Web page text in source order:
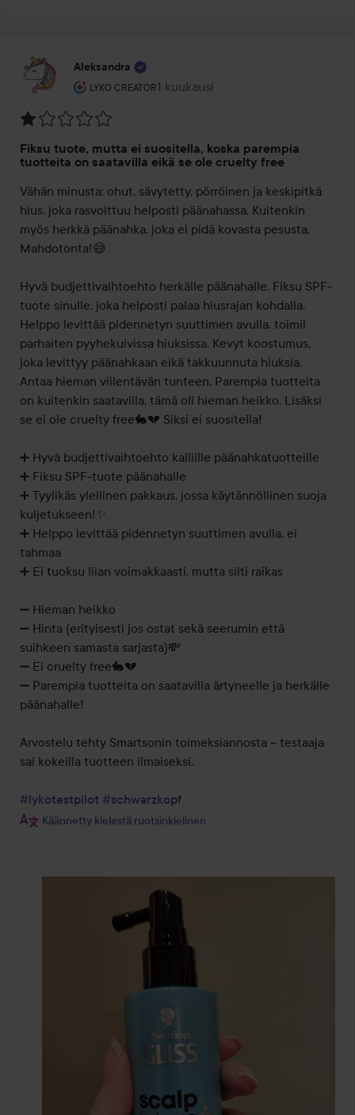
Aleksandra
LYKO CREATOR
Käyttäjän rooli: Lyko Creator.
1 kuukausi
Viesti luotiin 1 kuukausi
1
5
Fiksu tuote, mutta ei suositella, koska parempia
tuotteita on saatavilla eikä se ole cruelty free
Vähän minusta: ohut, sävytetty, pörröinen ja keskipitkä
hius, joka rasvoittuu helposti päänahassa. Kuitenkin
myös herkkä päänahka, joka ei pidä kovasta pesusta.
Mahdotonta!😅
Hyvä budjettivaihtoehto herkälle päänahalle. Fiksu SPF-
tuote sinulle, joka helposti palaa hiusrajan kohdalla.
Helppo levittää pidennetyn suuttimen avulla, toimii
parhaiten pyyhekuivissa hiuksissa. Kevyt koostumus,
joka levittyy päänahkaan eikä takkuunnuta hiuksia.
Antaa hieman viilentävän tunteen. Parempia tuotteita
on kuitenkin saatavilla, tämä oli hieman heikko. Lisäksi
se ei ole cruelty free🐇💔 Siksi ei suositella!
➕️ Hyvä budjettivaihtoehto kalliille päänahkatuotteille
➕️ Fiksu SPF-tuote päänahalle
➕️ Tyylikäs ylellinen pakkaus, jossa käytännöllinen suoja
kuljetukseen!✨️
➕️ Helppo levittää pidennetyn suuttimen avulla, ei
tahmaa
➕️ Ei tuoksu liian voimakkaasti, mutta silti raikas
➖️ Hieman heikko
➖️ Hinta (erityisesti jos ostat sekä seerumin että
suihkeen samasta sarjasta)💸
➖️ Ei cruelty free🐇💔
➖️ Parempia tuotteita on saatavilla ärtyneelle ja herkälle
päänahalle!
Arvostelu tehty Smartsonin toimeksiannosta – testaaja
sai kokeilla tuotteen ilmaiseksi.
#lykotestpilot #schwarzkopf
Käännetty kielestä ruotsinkielinen